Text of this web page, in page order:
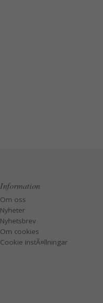
Information
Om oss
Nyheter
Nyhetsbrev
Om cookies
Cookie instÃ¤llningar